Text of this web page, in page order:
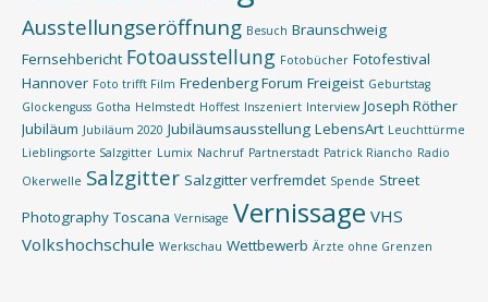
Ausstellungseröffnung Besuch Braunschweig
Fernsehbericht Fotoausstellung Fotobücher Fotofestival
Hannover Foto trifft Film Fredenberg Forum Freigeist Geburtstag
Glockenguss Gotha Helmstedt Hoffest Inszeniert Interview Joseph Röther
Jubiläum Jubiläum 2020 Jubiläumsausstellung LebensArt Leuchttürme
Lieblingsorte Salzgitter Lumix Nachruf Partnerstadt Patrick Riancho Radio
Okerwelle Salzgitter Salzgitter verfremdet Spende Street
Photography Toscana Vernisage Vernissage VHS
Volkshochschule Werkschau Wettbewerb Ärzte ohne Grenzen